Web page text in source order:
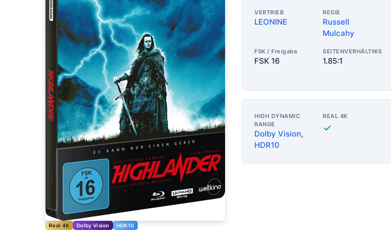
Real 4K Dolby Vision HDR10
VERTRIEB
LEONINE
REGIE
Russell
Mulcahy
FSK / Freigabe
FSK 16
SEITENVERHÄLTNIS
1.85:1
HIGH DYNAMIC
RANGE
Dolby Vision,
HDR10
REAL 4K
✓